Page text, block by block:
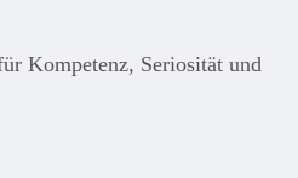
Kom­pe­tenz, Seri­osi­tät und